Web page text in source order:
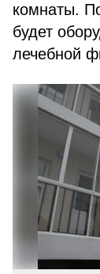
комнаты.
будет
лечебной